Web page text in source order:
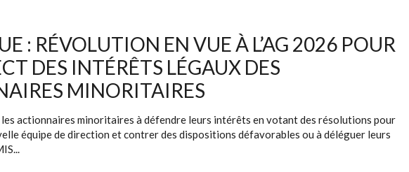
: RÉVOLUTION EN VUE À L’AG 2026 POUR
DES INTÉRÊTS LÉGAUX DES
MINORITAIRES
les actionnaires minoritaires à défendre leurs intérêts en votant des résolutions pour
équipe de direction et contrer des dispositions défavorables ou à déléguer leurs